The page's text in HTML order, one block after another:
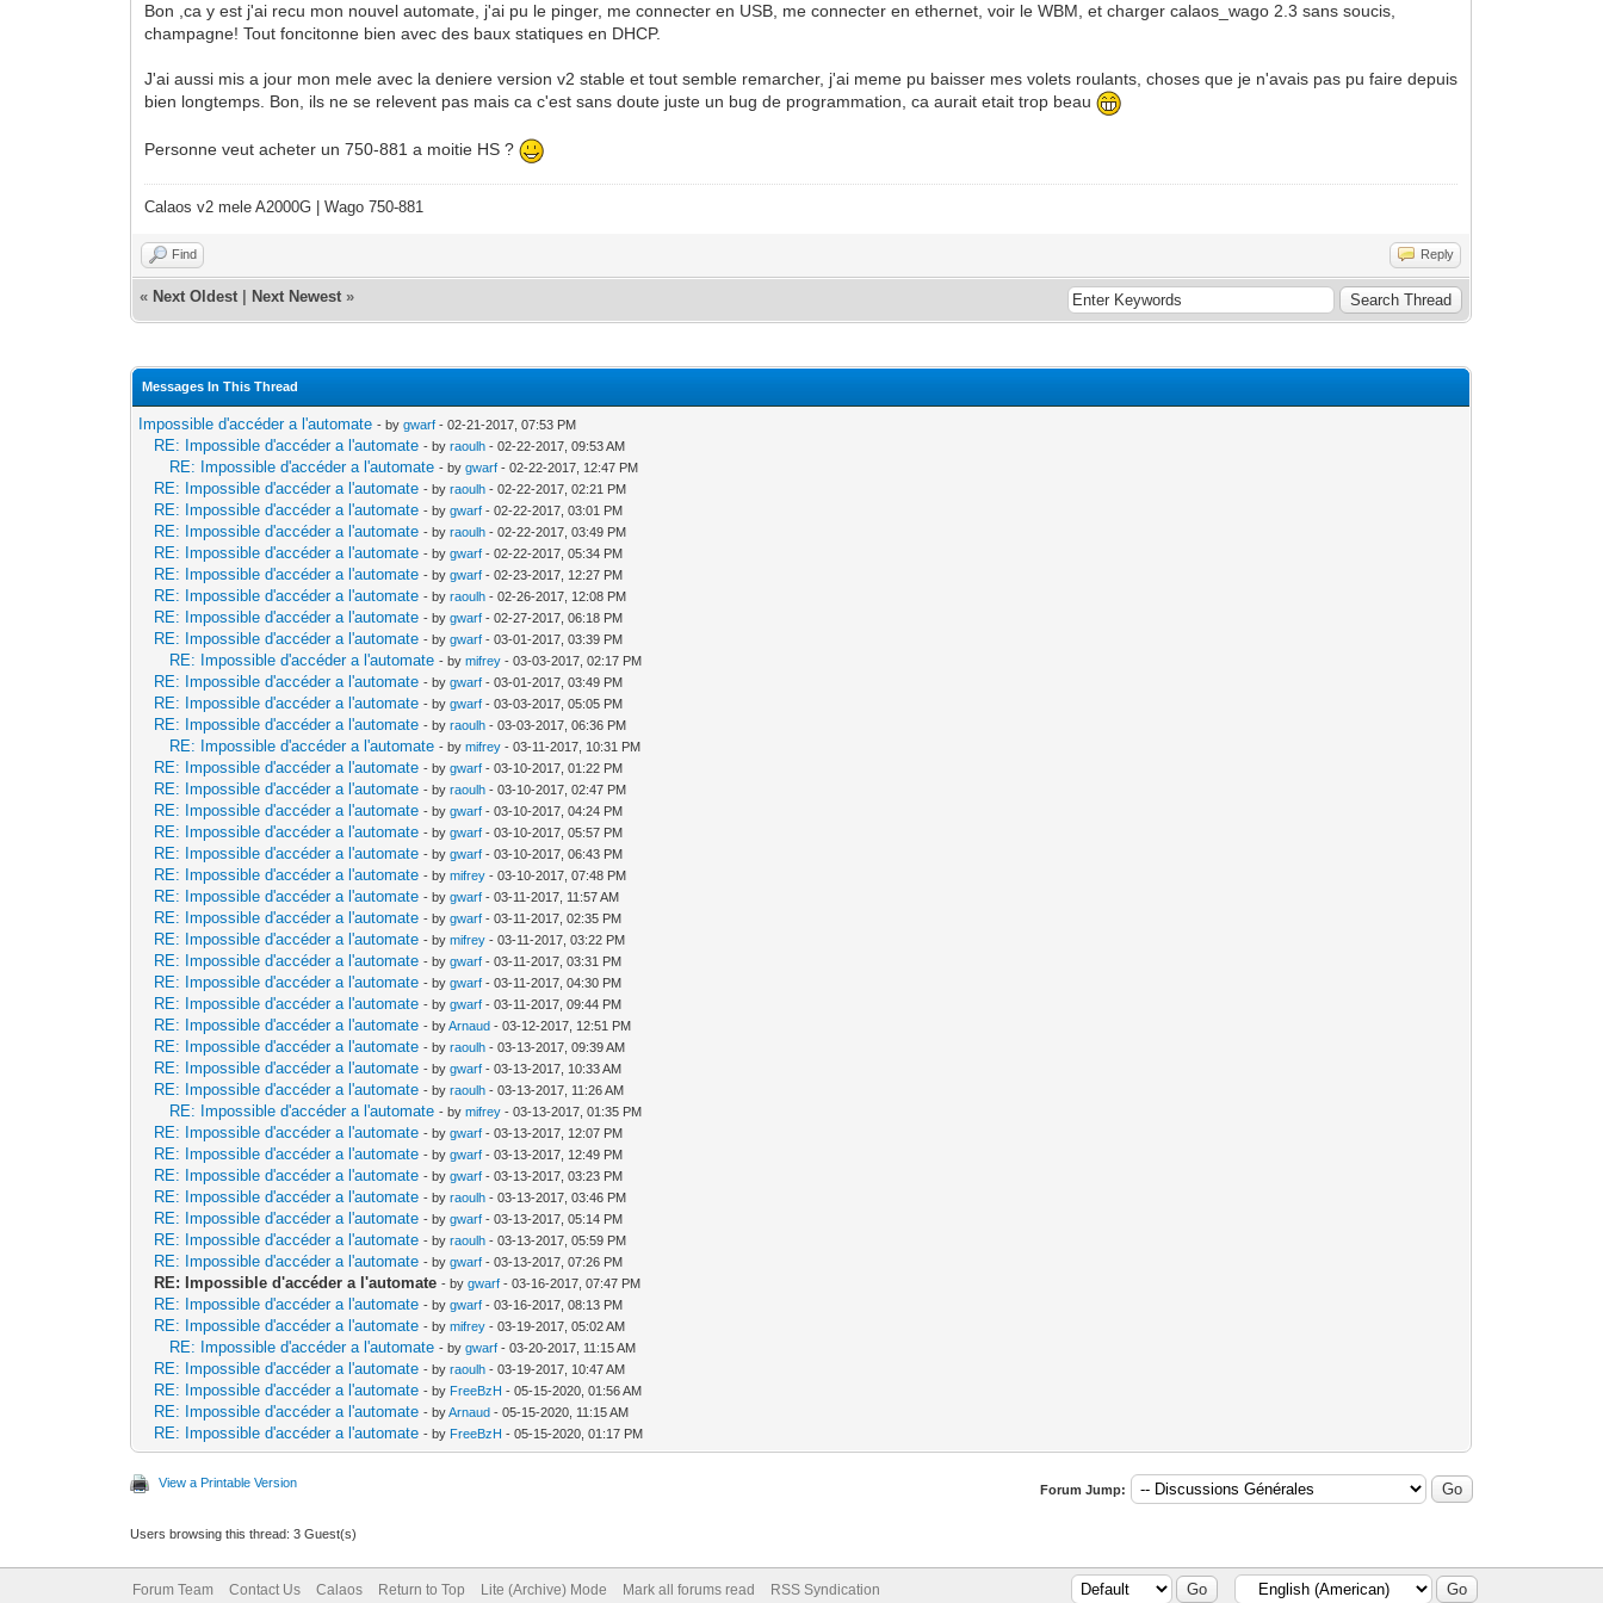
Bon ,ca y est j'ai recu mon nouvel automate, j'ai pu le pinger, me connecter en USB, me connecter en ethernet, voir le WBM, et charger calaos_wago 2.3 sans soucis,
champagne! Tout foncitonne bien avec des baux statiques en DHCP.
J'ai aussi mis a jour mon mele avec la deniere version v2 stable et tout semble remarcher, j'ai meme pu baisser mes volets roulants, choses que je n'avais pas pu faire depuis
bien longtemps. Bon, ils ne se relevent pas mais ca c'est sans doute juste un bug de programmation, ca aurait etait trop beau
Personne veut acheter un 750-881 a moitie HS ?
Calaos v2 mele A2000G | Wago 750-881
Find Reply
« Next Oldest Next Newest »
Messages In This Thread
Impossible d'accéder a l'automate - bygwarf - 02-21-2017, 07:53 PM
RE: Impossible d'accéder a l'automate - byraoulh - 02-22-2017, 09:53 AM
RE: Impossible d'accéder a l'automate - bygwarf - 02-22-2017, 12:47 PM
RE: Impossible d'accéder a l'automate - byraoulh - 02-22-2017, 02:21 PM
RE: Impossible d'accéder a l'automate - bygwarf - 02-22-2017, 03:01 PM
RE: Impossible d'accéder a l'automate - byraoulh - 02-22-2017, 03:49 PM
RE: Impossible d'accéder a l'automate - bygwarf - 02-22-2017, 05:34 PM
RE: Impossible d'accéder a l'automate - bygwarf - 02-23-2017, 12:27 PM
RE: Impossible d'accéder a l'automate - byraoulh - 02-26-2017, 12:08 PM
RE: Impossible d'accéder a l'automate - bygwarf - 02-27-2017, 06:18 PM
RE: Impossible d'accéder a l'automate - bygwarf - 03-01-2017, 03:39 PM
RE: Impossible d'accéder a l'automate - bymifrey - 03-03-2017, 02:17 PM
RE: Impossible d'accéder a l'automate - bygwarf - 03-01-2017, 03:49 PM
RE: Impossible d'accéder a l'automate - bygwarf - 03-03-2017, 05:05 PM
RE: Impossible d'accéder a l'automate - byraoulh - 03-03-2017, 06:36 PM
RE: Impossible d'accéder a l'automate - bymifrey - 03-11-2017, 10:31 PM
RE: Impossible d'accéder a l'automate - bygwarf - 03-10-2017, 01:22 PM
RE: Impossible d'accéder a l'automate - byraoulh - 03-10-2017, 02:47 PM
RE: Impossible d'accéder a l'automate - bygwarf - 03-10-2017, 04:24 PM
RE: Impossible d'accéder a l'automate - bygwarf - 03-10-2017, 05:57 PM
RE: Impossible d'accéder a l'automate - bygwarf - 03-10-2017, 06:43 PM
RE: Impossible d'accéder a l'automate - bymifrey - 03-10-2017, 07:48 PM
RE: Impossible d'accéder a l'automate - bygwarf - 03-11-2017, 11:57 AM
RE: Impossible d'accéder a l'automate - bygwarf - 03-11-2017, 02:35 PM
RE: Impossible d'accéder a l'automate - bymifrey - 03-11-2017, 03:22 PM
RE: Impossible d'accéder a l'automate - bygwarf - 03-11-2017, 03:31 PM
RE: Impossible d'accéder a l'automate - bygwarf - 03-11-2017, 04:30 PM
RE: Impossible d'accéder a l'automate - bygwarf - 03-11-2017, 09:44 PM
RE: Impossible d'accéder a l'automate - byArnaud - 03-12-2017, 12:51 PM
RE: Impossible d'accéder a l'automate - byraoulh - 03-13-2017, 09:39 AM
RE: Impossible d'accéder a l'automate - bygwarf - 03-13-2017, 10:33 AM
RE: Impossible d'accéder a l'automate - byraoulh - 03-13-2017, 11:26 AM
RE: Impossible d'accéder a l'automate - bymifrey - 03-13-2017, 01:35 PM
RE: Impossible d'accéder a l'automate - bygwarf - 03-13-2017, 12:07 PM
RE: Impossible d'accéder a l'automate - bygwarf - 03-13-2017, 12:49 PM
RE: Impossible d'accéder a l'automate - bygwarf - 03-13-2017, 03:23 PM
RE: Impossible d'accéder a l'automate - byraoulh - 03-13-2017, 03:46 PM
RE: Impossible d'accéder a l'automate - bygwarf - 03-13-2017, 05:14 PM
RE: Impossible d'accéder a l'automate - byraoulh - 03-13-2017, 05:59 PM
RE: Impossible d'accéder a l'automate - bygwarf - 03-13-2017, 07:26 PM
RE: Impossible d'accéder a l'automate - bygwarf - 03-16-2017, 07:47 PM
RE: Impossible d'accéder a l'automate - bygwarf - 03-16-2017, 08:13 PM
RE: Impossible d'accéder a l'automate - bymifrey - 03-19-2017, 05:02 AM
RE: Impossible d'accéder a l'automate - bygwarf - 03-20-2017, 11:15 AM
RE: Impossible d'accéder a l'automate - byraoulh - 03-19-2017, 10:47 AM
RE: Impossible d'accéder a l'automate - by FreeBzH - 05-15-2020, 01:56 AM
RE: Impossible d'accéder a l'automate - byArnaud - 05-15-2020, 11:15 AM
RE: Impossible d'accéder a l'automate - by FreeBzH - 05-15-2020, 01:17 PM
View a Printable Version Forum Jump:
Users browsing this thread: 3 Guest(s)
Forum Team Contact Us Calaos Return to Top Lite (Archive) Mode Mark all forums read RSS Syndication